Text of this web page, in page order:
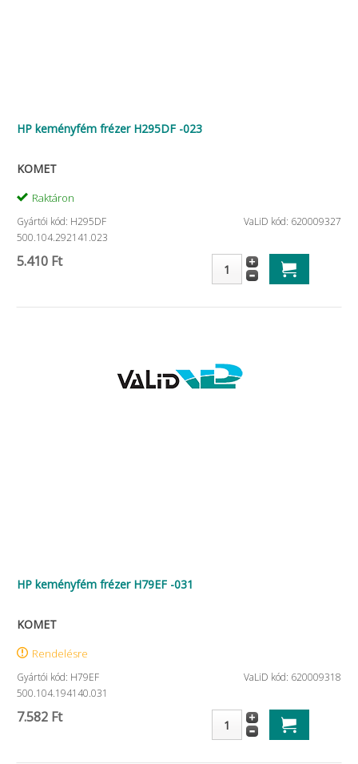
HP keményfém frézer H295DF -023
KOMET
Raktáron
Gyártói kód: H295DF
500.104.292141.023
VaLiD kód: 620009327
5.410 Ft
HP keményfém frézer H79EF -031
KOMET
Rendelésre
Gyártói kód: H79EF
500.104.194140.031
VaLiD kód: 620009318
7.582 Ft